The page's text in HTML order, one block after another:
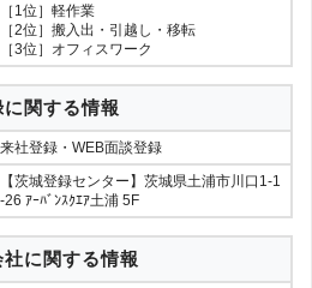
［1位］軽作業
［2位］搬入出・引越し・移転
［3位］オフィスワーク
に関する情報
来社登録・WEB面談登録
【茨城登録センター】茨城県土浦市川口1-1
-26 ｱｰﾊﾞﾝｽｸｴｱ土浦 5F
に関する情報